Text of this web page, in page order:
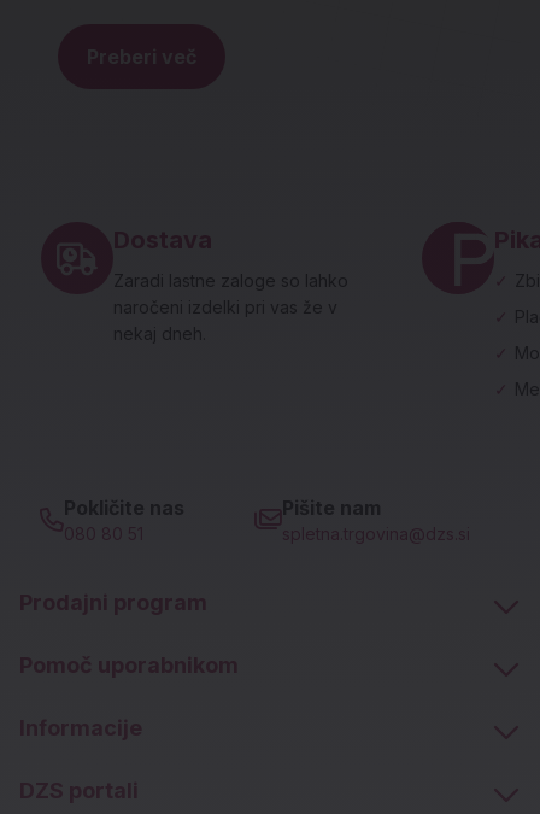
Dostava
Zaradi lastne zaloge so lahko
naročeni izdelki pri vas že v
nekaj dneh.
Pokličite nas
080 80 51
Pišite nam
spletna.trgovina@dzs.si
Prodajni program
Pomoč uporabnikom
Informacije
DZS portali